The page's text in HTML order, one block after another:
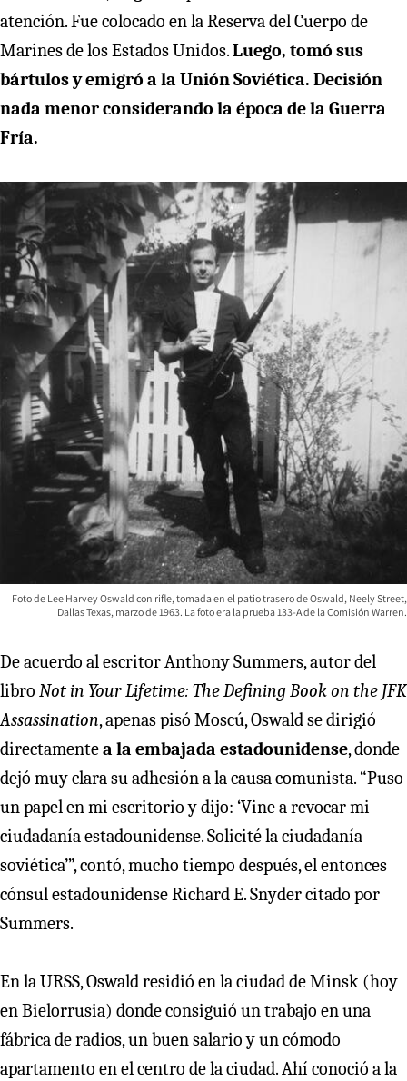
atención. Fue colocado en la Reserva del Cuerpo de
Marines de los Estados Unidos.Luego, tomó sus
bártulos y emigró a la Unión Soviética. Decisión
nada menor considerando la época de la Guerra
Fría.
Foto de Lee Harvey Oswald con rifle, tomada en el patio trasero de Oswald, Neely Street,
Dallas Texas, marzo de 1963. La foto era la prueba 133-A de la Comisión Warren.
De acuerdo al escritor Anthony Summers, autor del
libro Not in Your Lifetime: The Defining Book on the JFK
Assassination, apenas pisó Moscú, Oswald se dirigió
directamentea la embajada estadounidense, donde
dejó muy clara su adhesión a la causa comunista. “Puso
un papel en mi escritorio y dijo: ‘Vine a revocar mi
ciudadanía estadounidense. Solicité la ciudadanía
soviética’”, contó, mucho tiempo después, el entonces
cónsul estadounidense Richard E. Snyder citado por
Summers.
En la URSS, Oswald residió en la ciudad de Minsk (hoy
en Bielorrusia) donde consiguió un trabajo en una
fábrica de radios, un buen salario y un cómodo
apartamento en el centro de la ciudad. Ahí conoció a la